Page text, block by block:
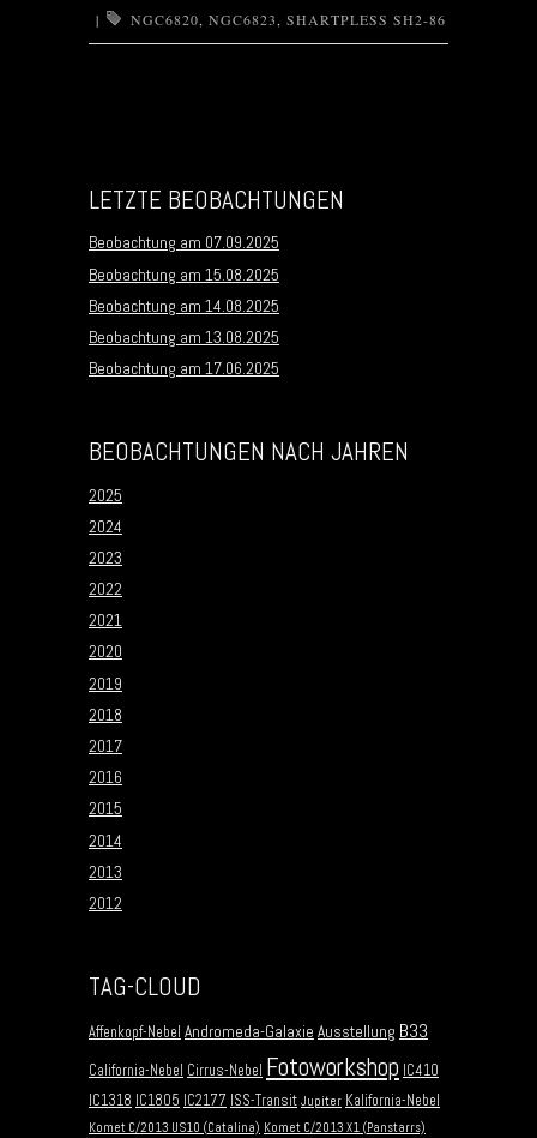
| NGC6820, NGC6823, SHARTPLESS SH2-86
LETZTE BEOBACHTUNGEN
Beobachtung am 07.09.2025
Beobachtung am 15.08.2025
Beobachtung am 14.08.2025
Beobachtung am 13.08.2025
Beobachtung am 17.06.2025
BEOBACHTUNGEN NACH JAHREN
2025
2024
2023
2022
2021
2020
2019
2018
2017
2016
2015
2014
2013
2012
TAG-CLOUD
Affenkopf-Nebel Andromeda-Galaxie Ausstellung B33
California-Nebel Cirrus-Nebel Fotoworkshop IC410
IC1318 IC1805 IC2177 ISS-Transit Jupiter Kalifornia-Nebel
Komet C/2013 US10 (Catalina) Komet C/2013 X1 (Panstarrs)